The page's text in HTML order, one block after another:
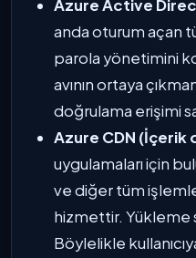
Azure Active
anda oturum açan
parola yönetimini
avının ortaya
doğrulama erişimi
Azure CDN (İçerik
uygulamaları için
ve diğer tüm
hizmettir. Yükleme
Böylelikle